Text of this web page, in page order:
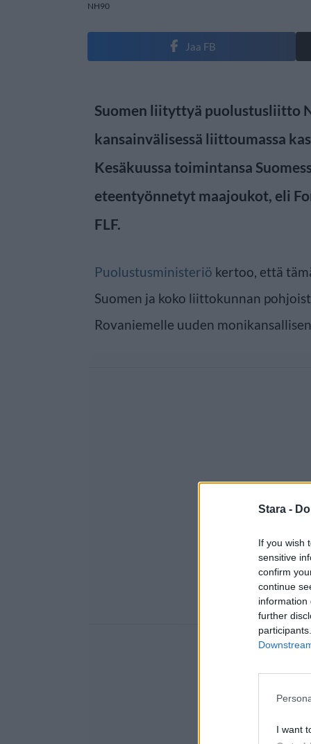
Stara -
If you wish
sensitive
confirm
continue
information
further
I want
NH90
Jaa FB
Suomen liityttyä puolustusliitto
kansainvälisessä liittoumassa
Kesäkuussa toimintansa
eteentyönnetyt maajoukot, eli
FLF.
Puolustusministeriö kertoo, että
Suomen ja koko liittokunnan
Rovaniemelle uuden